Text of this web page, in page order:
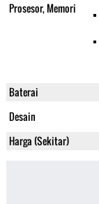
Prosesor, Memori
Baterai
Desain
Harga (Sekitar)